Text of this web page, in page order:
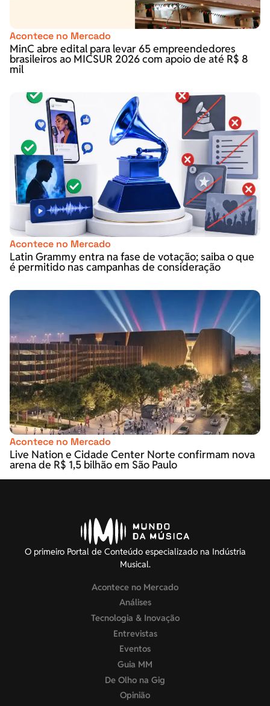
Acontece no Mercado
MinC abre edital para levar 65 empreendedores
brasileiros ao MICSUR 2026 com apoio de até R$ 8
mil
Acontece no Mercado
Latin Grammy entra na fase de votação; saiba o que
é permitido nas campanhas de consideração
Acontece no Mercado
Live Nation e Cidade Center Norte confirmam nova
arena de R$ 1,5 bilhão em São Paulo
O primeiro Portal de Conteúdo especializado na Indústria
Musical.
Acontece no Mercado
Análises
Tecnologia & Inovação
Entrevistas
Eventos
Guia MM
De Olho na Gig
Opinião